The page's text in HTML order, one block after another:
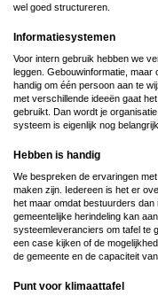
wel goed structureren.
Informatiesystemen
Voor intern gebruik hebben we
leggen. Gebouwinformatie, maar
handig om één persoon aan te
met verschillende ideeën gaat
gebruikt. Dan wordt je
systeem is eigenlijk nog
Hebben is handig
We bespreken de ervaringen
maken zijn. Iedereen is het er
het maar omdat bestuurders
gemeentelijke herindeling kan
systeemleveranciers om tafel te
een case kijken of de
de gemeente en de capaciteit
Punt voor klimaattafel